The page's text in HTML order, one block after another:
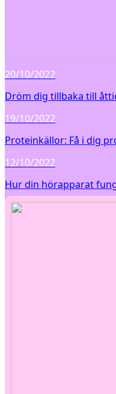
20/10/2022
Dröm dig tillbaka till
19/10/2022
Proteinkällor: Få i dig
12/10/2022
Hur din hörapparat